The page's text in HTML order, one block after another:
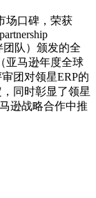
场口碑，荣获
团队）颁发的全
亚马逊年度全球
团对领星ERP的
同时彰显了领星
逊战略合作中推